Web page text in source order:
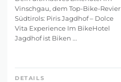
Vinschgau, dem Top-Bike-Revier
Südtirols: Piris Jagdhof – Dolce
Vita Experience Im BikeHotel
Jagdhof ist Biken ...
DETAILS